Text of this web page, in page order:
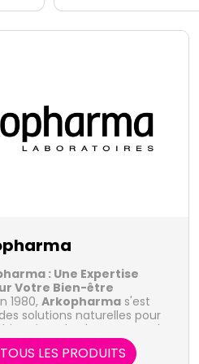
: Une Expertise
Votre Bien-être
1980, Arkopharma s'est
solutions naturelles pour
être de chacun. Fort de
et en compléments
Arkopharma propose une
Arkopharma :
LES PRODUITS